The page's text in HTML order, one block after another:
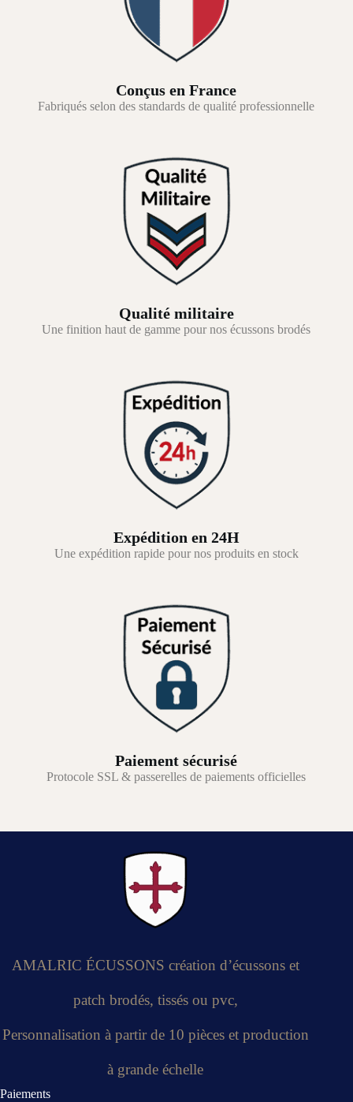
Conçus en France
Fabriqués selon des standards de qualité professionnelle
Qualité militaire
Une finition haut de gamme pour nos écussons brodés
Expédition en 24H
Une expédition rapide pour nos produits en stock
Paiement sécurisé
Protocole SSL & passerelles de paiements officielles
AMALRIC ÉCUSSONS création d’écussons et
patch brodés, tissés ou pvc,
Personnalisation à partir de 10 pièces et production
à grande échelle
Paiements